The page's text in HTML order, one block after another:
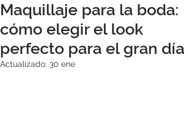
Maquillaje para la boda:
cómo elegir el look
perfecto para el gran día
Actualizado: 30 ene